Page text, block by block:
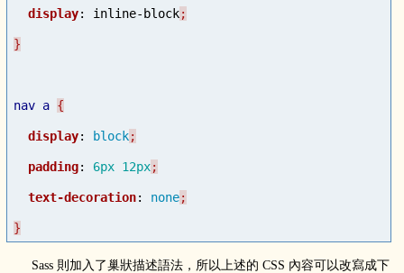
display: inline-block
nav a
display: block
padding: 6px 12px
text-decoration: none
}
Sass 則加入了巢狀描述語法，所以上述的 CSS 內容可以改寫成下